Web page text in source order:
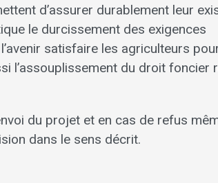
d’assurer durablement leur
le durcissement des exigences
satisfaire les agriculteurs
l’assouplissement du droit foncier
du projet et en cas de refus
dans le sens décrit.